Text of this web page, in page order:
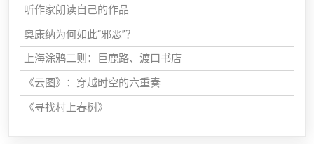
听作家朗读自己的作品
奥康纳为何如此“邪恶”？
上海涂鸦二则：巨鹿路、渡口书店
《云图》：穿越时空的六重奏
《寻找村上春树》